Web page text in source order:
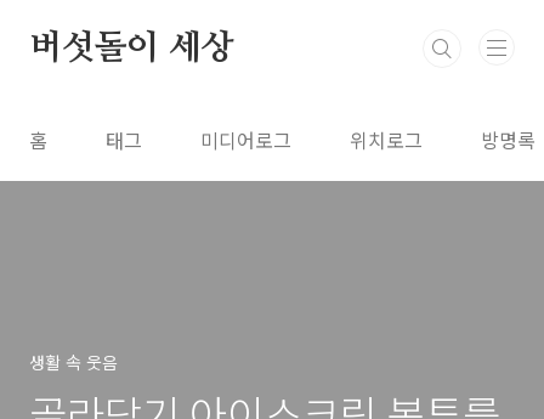
버섯돌이 세상
홈 태그 미디어로그 위치로그 방명록
생활 속 웃음